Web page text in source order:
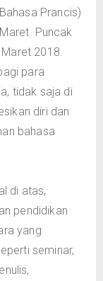
Prancis)
Puncak
2018.
para
tidak saja di
diri dan
bahasa
di atas,
pendidikan
yang
seminar,